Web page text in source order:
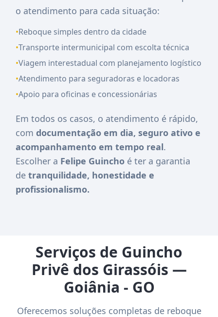
o atendimento para cada situação:
•Reboque simples dentro da cidade
•Transporte intermunicipal com escolta técnica
•Viagem interestadual com planejamento logístico
•Atendimento para seguradoras e locadoras
•Apoio para oficinas e concessionárias
Em todos os casos, o atendimento é rápido,
com documentação em dia, seguro ativo e
acompanhamento em tempo real.
Escolher a Felipe Guincho é ter a garantia
de tranquilidade, honestidade e
profissionalismo.
Serviços de Guincho
Privê dos Girassóis —
Goiânia - GO
Oferecemos soluções completas de reboque